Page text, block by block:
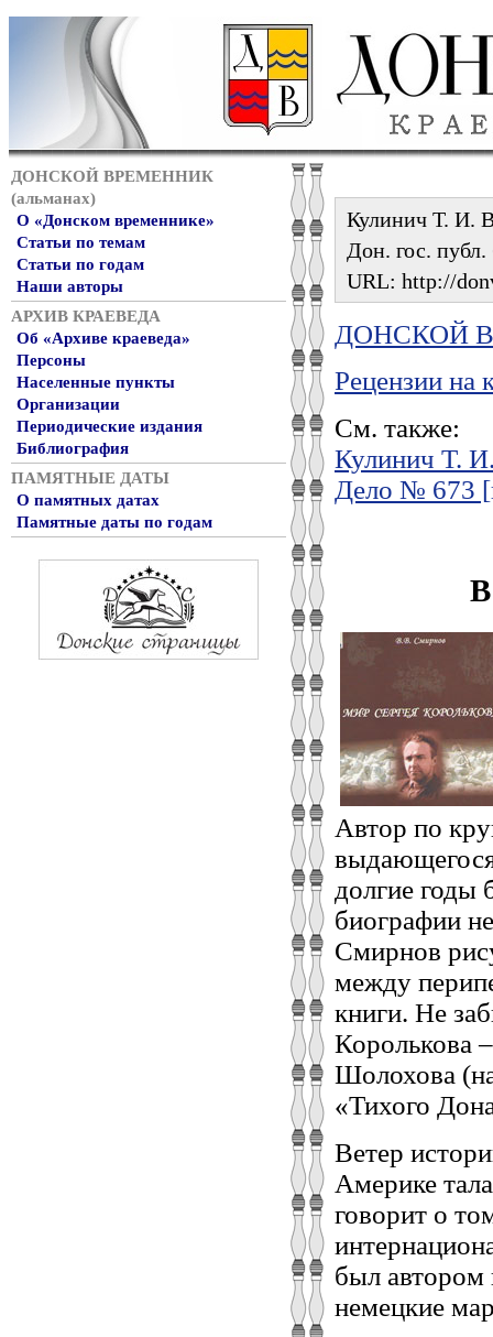
ДОНСКОЙ ВРЕМЕННИК
(альманах)
О «Донском временнике»
Статьи по темам
Статьи по годам
Наши авторы
АРХИВ КРАЕВЕДА
Об «Архиве краеведа»
Персоны
Населенные пункты
Организации
Периодические издания
Библиография
ПАМЯТНЫЕ ДАТЫ
О памятных датах
Памятные даты по годам
Кулинич Т. И.
Дон. гос.
URL: http://
ДОНСКОЙ
Рецензии на
См. также:
Кулинич Т.
Дело № 673
Автор по
долгие годы
биографии
Смирнов
между
книги. Не
Королькова
Шолохова
«Тихого
Ветер
Америке
говорит о
был автором
немецкие